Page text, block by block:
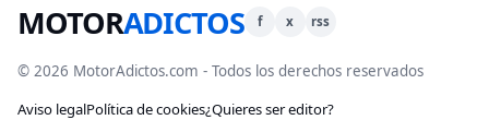
MOTORADICTOS f x rss
© 2026 MotorAdictos.com - Todos los derechos reservados
Aviso legalPolítica de cookies¿Quieres ser editor?